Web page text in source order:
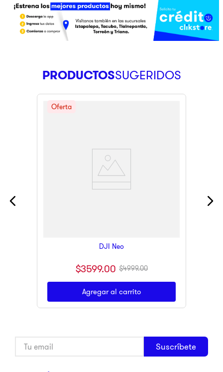
PRODUCTOS
DJI Neo
$3599.00 $4999.00
Agregar al carrito
Suscríbete